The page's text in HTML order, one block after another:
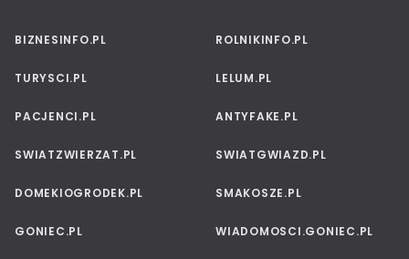
BIZNESINFO.PL ROLNIKINFO.PL
TURYSCI.PL LELUM.PL
PACJENCI.PL ANTYFAKE.PL
SWIATZWIERZAT.PL SWIATGWIAZD.PL
DOMEKIOGRODEK.PL SMAKOSZE.PL
GONIEC.PL WIADOMOSCI.GONIEC.PL